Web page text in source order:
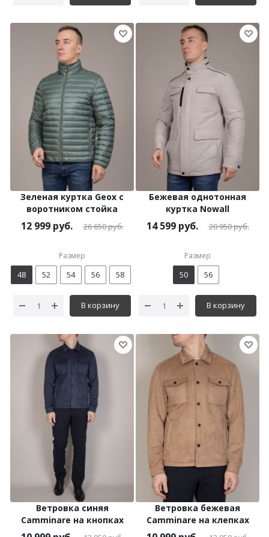
Зеленая куртка Geox с
воротником стойка
12 999руб. 26 650руб.
Размер
48 52 54 56 58
В корзину
Бежевая однотонная
куртка Nowall
14 599руб. 20 950руб.
Размер
50 56
В корзину
Ветровка синяя
Camminare на кнопках
Ветровка бежевая
Camminare на клепках